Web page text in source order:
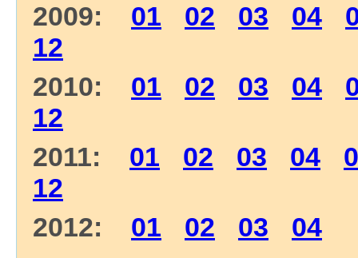
2009: 01 02 03 04
12
2010: 01 02 03 04
12
2011: 01 02 03 04
12
2012: 01 02 03 04